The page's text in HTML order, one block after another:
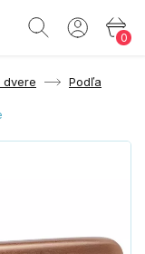
0
dvere
Podľa